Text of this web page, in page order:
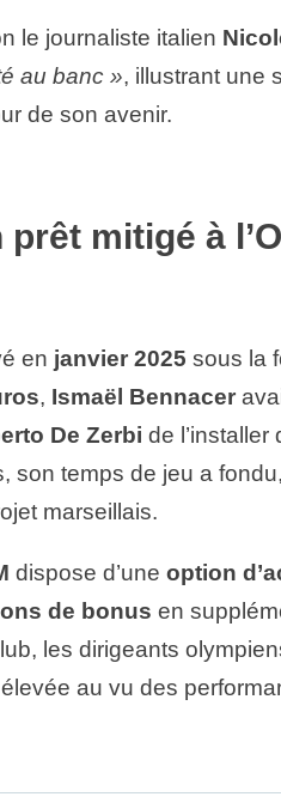
le journaliste italien
au banc », illustrant une
de son avenir.
prêt mitigé à
en janvier 2025 sous la
, Ismaël Bennacer
De Zerbi de
son temps de jeu a
marseillais.
dispose d’une option
de bonus en
les dirigeants
au vu des